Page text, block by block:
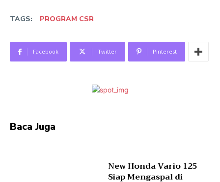
TAGS: PROGRAM CSR
Facebook Twitter Pinterest
Baca Juga
New Honda Vario 125
Siap Mengaspal di